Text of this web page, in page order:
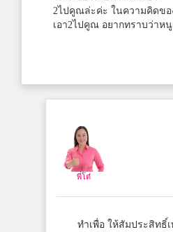
2ไปคูณล่ะค่ะ ในความคิดขอ
เอา2ไปคูณ อยากทราบว่าหนู
พี่โต๋
ทำเพื่อ ให้สัมประสิทธิ์